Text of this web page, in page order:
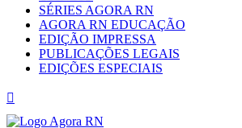
SÉRIES AGORA RN
AGORA RN EDUCAÇÃO
EDIÇÃO IMPRESSA
PUBLICAÇÕES LEGAIS
EDIÇÕES ESPECIAIS